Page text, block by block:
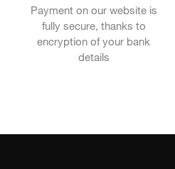
Payment on our website is
fully secure, thanks to
encryption of your bank
details